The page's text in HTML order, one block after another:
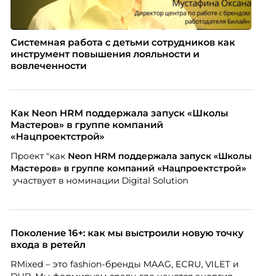
Системная работа с детьми сотрудников как
инструмент повышения лояльности и
вовлеченности
Как Neon HRM поддержала запуск «Школы
Мастеров» в группе компаний
«Нацпроектстрой»
Проект "как Neon HRM поддержала запуск «Школы
Мастеров» в группе компаний «Нацпроектстрой»
участвует в номинации Digital Solution
Поколение 16+: как мы выстроили новую точку
входа в ретейл
RMixed – это fashion-бренды MAAG, ECRU, VILET и